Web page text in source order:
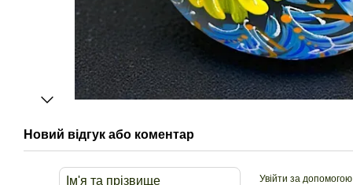
Новий відгук або коментар
Увійти за допомогою